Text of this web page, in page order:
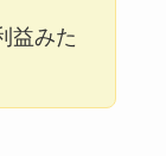
益みた